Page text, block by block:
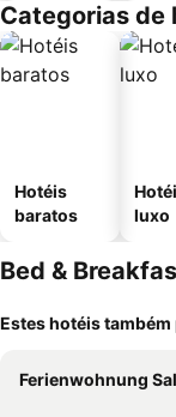
Categorias de
Hotéis
baratos
luxo
Bed &
Estes hotéis
Ferienwohnung